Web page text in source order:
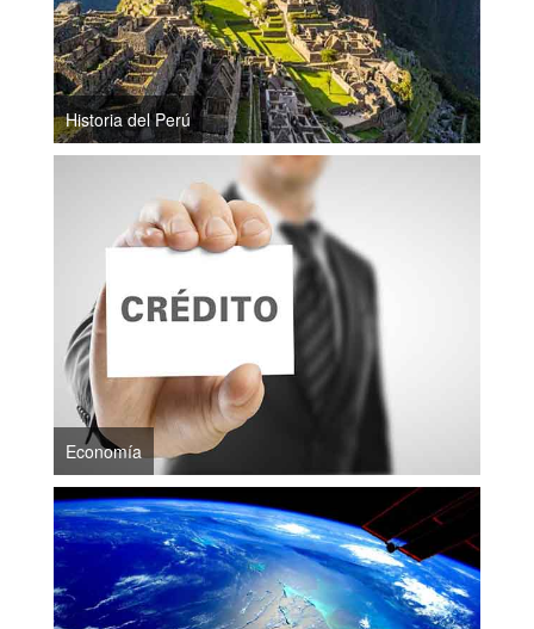
Historia del Perú
Economía